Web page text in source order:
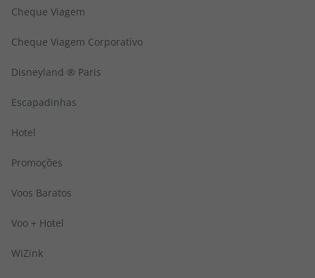
Cheque Viagem
Cheque Viagem Corporativo
Disneyland ® Paris
Escapadinhas
Hotel
Promoções
Voos Baratos
Voo + Hotel
WiZink